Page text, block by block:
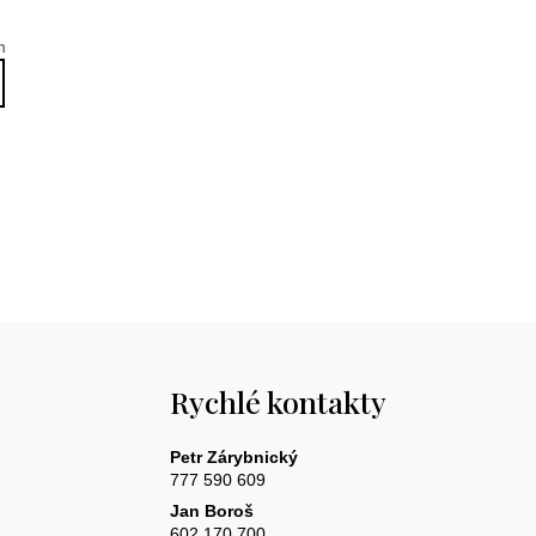
Rychlé kontakty
Petr Zárybnický
777 590 609
Jan Boroš